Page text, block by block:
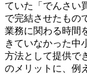
ていた「でんさい
で完結させたもの
業務に関わる時間
きていなかった中
方法として提供で
のメリットに、例